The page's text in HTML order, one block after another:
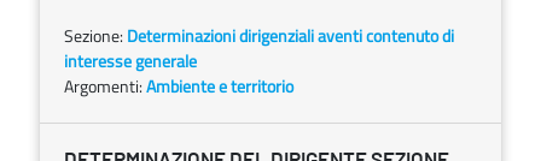
Sezione: Determinazioni dirigenziali aventi contenuto di
interesse generale
Argomenti:Ambiente e territorio